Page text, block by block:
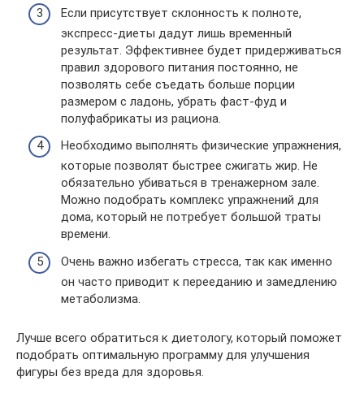
Если присутствует склонность к полноте,
экспресс-диеты дадут лишь временный
результат. Эффективнее будет придерживаться
правил здорового питания постоянно, не
позволять себе съедать больше порции
размером с ладонь, убрать фаст-фуд и
полуфабрикаты из рациона.
Необходимо выполнять физические упражнения,
которые позволят быстрее сжигать жир. Не
обязательно убиваться в тренажерном зале.
Можно подобрать комплекс упражнений для
дома, который не потребует большой траты
времени.
Очень важно избегать стресса, так как именно
он часто приводит к перееданию и замедлению
метаболизма.
Лучше всего обратиться к диетологу, который поможет
подобрать оптимальную программу для улучшения
фигуры без вреда для здоровья.